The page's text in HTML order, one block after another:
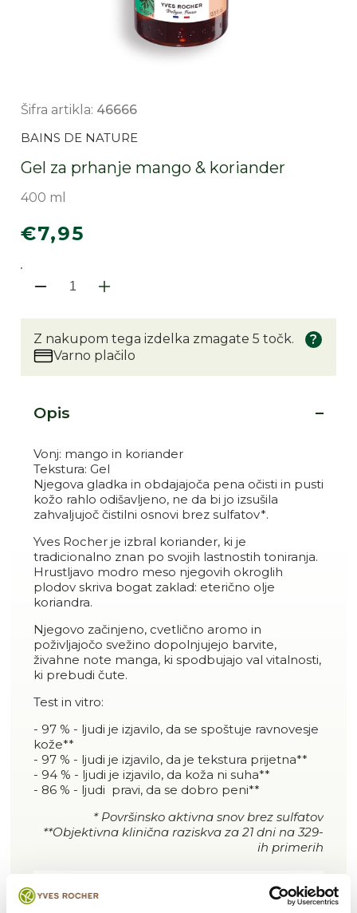
Šifra artikla: 46666
BAINS DE NATURE
Gel za prhanje mango & koriander
400 ml
Redna
cena
€7,95
Pomanjšaš količino za
Povečaj količino za
Z nakupom tega izdelka zmagate 5 točk.
Varno plačilo
Opis
Vonj: mango in koriander
Tekstura: Gel
Njegova gladka in obdajajoča pena očisti in pusti
kožo rahlo odišavljeno, ne da bi jo izsušila
zahvaljujoč čistilni osnovi brez sulfatov*.
Yves Rocher je izbral koriander, ki je
tradicionalno znan po svojih lastnostih toniranja.
Hrustljavo modro meso njegovih okroglih
plodov skriva bogat zaklad: eterično olje
koriandra.
Njegovo začinjeno, cvetlično aromo in
poživljajočo svežino dopolnjujejo barvite,
živahne note manga, ki spodbujajo val vitalnosti,
ki prebudi čute.
Test in vitro:
- 97 % - ljudi je izjavilo, da se spoštuje ravnovesje
kože**
- 97 % - ljudi je izjavilo, da je tekstura prijetna**
- 94 % - ljudi je izjavilo, da koža ni suha**
- 86 % - ljudi pravi, da se dobro peni**
* Površinsko aktivna snov brez sulfatov
**Objektivna klinična raziskva za 21 dni na 329-
ih primerih
NAŠI ANGAŽMAJI